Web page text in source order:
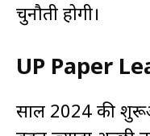
चुनौती होगी।
UP Paper
साल 2024 की